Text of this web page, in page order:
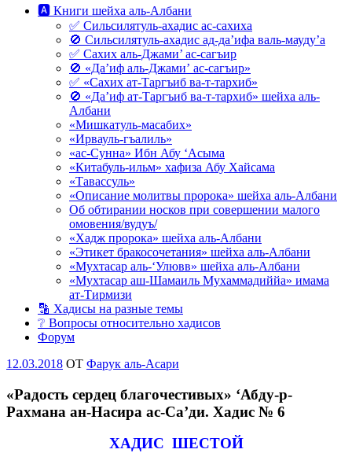
🅰 Книги шейха аль-Албани
✅ Сильсилятуль-ахадис ас-сахиха
🚫 Сильсилятуль-ахадис ад-да’ифа валь-мауду’а
✅ Сахих аль-Джами’ ас-сагъир
🚫 «Да’иф аль-Джами’ ас-сагъир»
✅ «Сахих ат-Таргъиб ва-т-тархиб»
🚫 «Да’иф ат-Таргъиб ва-т-тархиб» шейха аль-
Албани
«Мишкатуль-масабих»
«Ирвауль-гъалиль»
«ас-Сунна» Ибн Абу ‘Асыма
«Китабуль-ильм» хафиза Абу Хайсама
«Тавассуль»
«Описание молитвы пророка» шейха аль-Албани
Об обтирании носков при совершении малого
омовения/вудуъ/
«Хадж пророка» шейха аль-Албани
«Этикет бракосочетания» шейха аль-Албани
«Мухтасар аль-‘Улювв» шейха аль-Албани
«Мухтасар аш-Шамаиль Мухаммадиййа» имама
ат-Тирмизи
🔡 Хадисы на разные темы
❔ Вопросы относительно хадисов
Форум
Опубликовано
12.03.2018 OT Фарук аль-Асари
«Радость сердец благочестивых» ‘Абду-р-
Рахмана ан-Насира ас-Са’ди. Хадис № 6
ХАДИС ШЕСТОЙ